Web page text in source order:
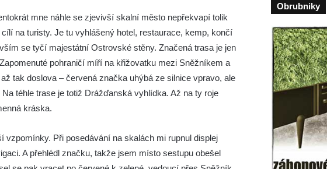
mne náhle se zjevivší skalní město nepřekvapí tolik
na turisty. Je tu vyhlášený hotel, restaurace, kemp, končí
se tyčí majestátní Ostrovské stěny. Značená trasa je jen
pohraničí míří na křižovatku mezi Sněžníkem a
tak doslova – červená značka uhýbá ze silnice vpravo, ale
téhle trase je totiž Drážďanská vyhlídka. Až na ty roje
kráska.
Při posedávání na skalách mi rupnul displej
A přehlédl značku, takže jsem místo sestupu obešel
Obrubniky